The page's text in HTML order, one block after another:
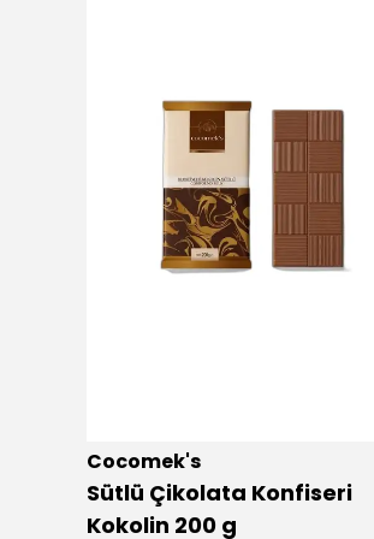
Cocomek's
Sütlü Çikolata Konfiseri
Kokolin 200 g